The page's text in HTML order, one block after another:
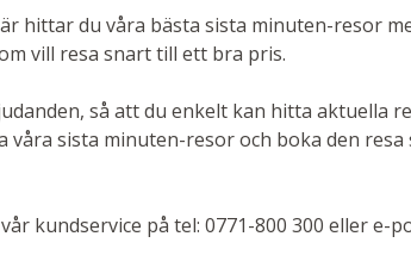
hittar du våra bästa sista minuten-resor
vill resa snart till ett bra pris.
så att du enkelt kan hitta aktuella
sista minuten-resor och boka den resa
kundservice på tel: 0771-800 300 eller e-